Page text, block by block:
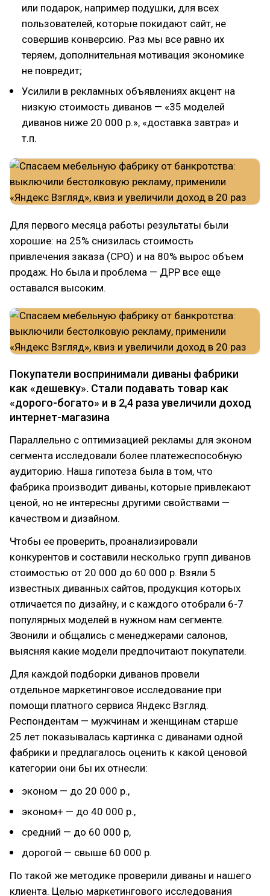
или подарок, например подушки, для всех
пользователей, которые покидают сайт, не
совершив конверсию. Раз мы все равно их
теряем, дополнительная мотивация экономике
не повредит;
Усилили в рекламных объявлениях акцент на
низкую стоимость диванов — «35 моделей
диванов ниже 20 000 р.», «доставка завтра» и
т.п.
Для первого месяца работы результаты были
хорошие: на 25% снизилась стоимость
привлечения заказа (CPO) и на 80% вырос объем
продаж. Но была и проблема — ДРР все еще
оставался высоким.
Покупатели воспринимали диваны фабрики
как «дешевку». Стали подавать товар как
«дорого-богато» и в 2,4 раза увеличили доход
интернет-магазина
Параллельно с оптимизацией рекламы для эконом
сегмента исследовали более платежеспособную
аудиторию. Наша гипотеза была в том, что
фабрика производит диваны, которые привлекают
ценой, но не интересны другими свойствами —
качеством и дизайном.
Чтобы ее проверить, проанализировали
конкурентов и составили несколько групп диванов
стоимостью от 20 000 до 60 000 р. Взяли 5
известных диванных сайтов, продукция которых
отличается по дизайну, и с каждого отобрали 6-7
популярных моделей в нужном нам сегменте.
Звонили и общались с менеджерами салонов,
выясняя какие модели предпочитают покупатели.
Для каждой подборки диванов провели
отдельное маркетинговое исследование при
помощи платного сервиса Яндекс Взгляд.
Респондентам — мужчинам и женщинам старше
25 лет показывалась картинка с диванами одной
фабрики и предлагалось оценить к какой ценовой
категории они бы их отнесли:
эконом — до 20 000 р.,
эконом+ — до 40 000 р.,
средний — до 60 000 р,
дорогой — свыше 60 000 р.
По такой же методике проверили диваны и нашего
клиента. Целью маркетингового исследования